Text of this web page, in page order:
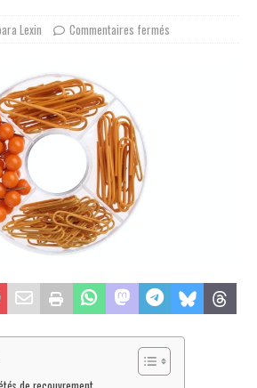
Lexin Commentaires fermés